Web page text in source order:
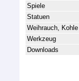
Spiele
Statuen
Weihrauch, Kohle
Werkzeug
Downloads